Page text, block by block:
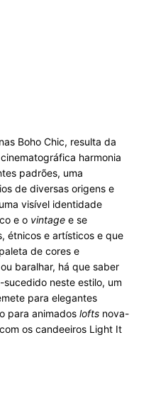
Boho Chic, resulta da
harmonia
padrões, uma
de diversas origens e
visível identidade
e o vintage e se
étnicos e artísticos e que
de cores e
baralhar, há que saber
neste estilo, um
para elegantes
para animados lofts nova-
os candeeiros Light It